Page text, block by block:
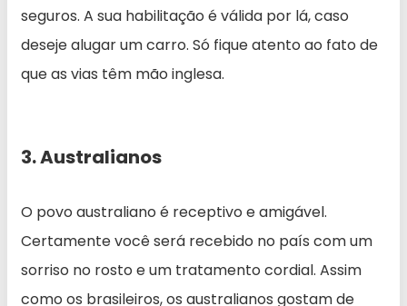
seguros. A sua habilitação é válida por lá, caso
deseje alugar um carro. Só fique atento ao fato de
que as vias têm mão inglesa.
3. Australianos
O povo australiano é receptivo e amigável.
Certamente você será recebido no país com um
sorriso no rosto e um tratamento cordial. Assim
como os brasileiros, os australianos gostam de